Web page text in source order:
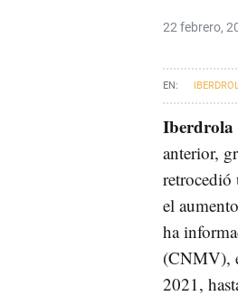
22 febrero,
Iberdrola
anterior,
retrocedió
el
ha
(CNMV),
2021,